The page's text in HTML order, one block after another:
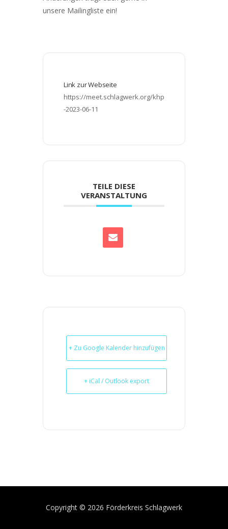
unsere Mailingliste ein!
Link zur Webseite
https://meet.schlagwerk.org/khp
-2023-06-11
TEILE DIESE
VERANSTALTUNG
+ Zu Google Kalender hinzufügen
+ iCal / Outlook export
Copyright © 2026 Förderkreis Schlagwerk